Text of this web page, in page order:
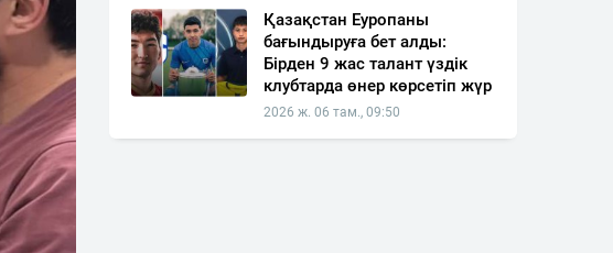
Қазақстан Еуропаны
бағындыруға бет алды:
Бірден 9 жас талант үздік
клубтарда өнер көрсетіп жүр
2026 ж. 06 там., 09:50